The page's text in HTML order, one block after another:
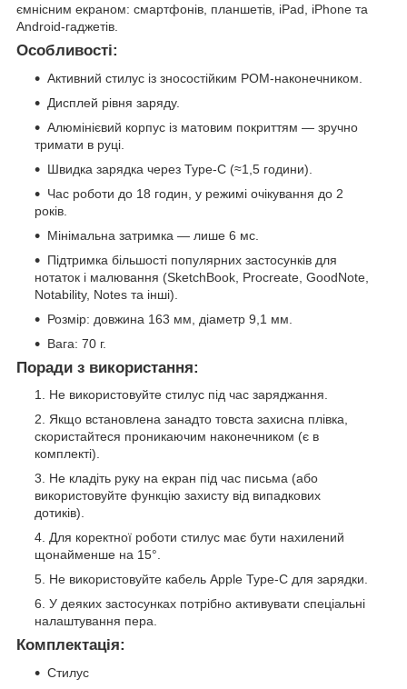
ємнісним екраном: смартфонів, планшетів, iPad, iPhone та
Android-гаджетів.
Особливості:
Активний стилус із зносостійким POM-наконечником.
Дисплей рівня заряду.
Алюмінієвий корпус із матовим покриттям — зручно
тримати в руці.
Швидка зарядка через Type-C (≈1,5 години).
Час роботи до 18 годин, у режимі очікування до 2
років.
Мінімальна затримка — лише 6 мс.
Підтримка більшості популярних застосунків для
нотаток і малювання (SketchBook, Procreate, GoodNote,
Notability, Notes та інші).
Розмір: довжина 163 мм, діаметр 9,1 мм.
Вага: 70 г.
Поради з використання:
Не використовуйте стилус під час заряджання.
Якщо встановлена занадто товста захисна плівка,
скористайтеся проникаючим наконечником (є в
комплекті).
Не кладіть руку на екран під час письма (або
використовуйте функцію захисту від випадкових
дотиків).
Для коректної роботи стилус має бути нахилений
щонайменше на 15°.
Не використовуйте кабель Apple Type-C для зарядки.
У деяких застосунках потрібно активувати спеціальні
налаштування пера.
Комплектація:
Стилус